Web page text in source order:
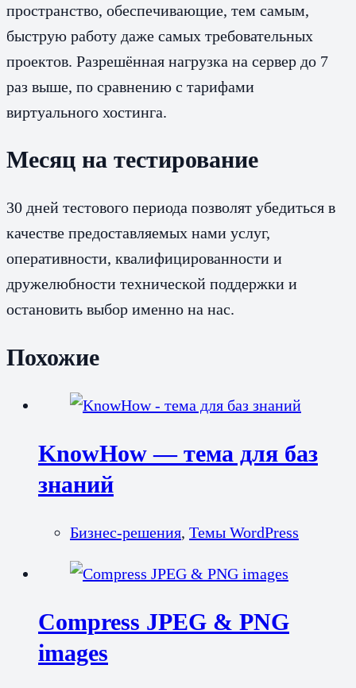
пространство, обеспечивающие, тем самым,
быструю работу даже самых требовательных
проектов. Разрешённая нагрузка на сервер до 7
раз выше, по сравнению с тарифами
виртуального хостинга.
Месяц на тестирование
30 дней тестового периода позволят убедиться в
качестве предоставляемых нами услуг,
оперативности, квалифицированности и
дружелюбности технической поддержки и
остановить выбор именно на нас.
Похожие
KnowHow — тема для баз
знаний
Бизнес-решения, Темы WordPress
Compress JPEG & PNG
images